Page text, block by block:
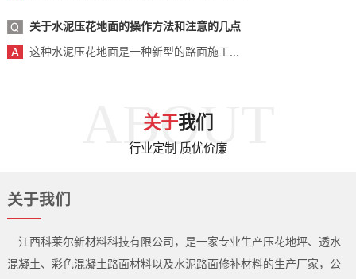
关于水泥压花地面的操作方法和注意的几点
这种水泥压花地面是一种新型的路面施工...
ABOUT
关于我们
行业定制 质优价廉
关于我们
江西科莱尔新材料科技有限公司，是一家专业生产压花地坪、透水
混凝土、彩色混凝土路面材料以及水泥路面修补材料的生产厂家，公